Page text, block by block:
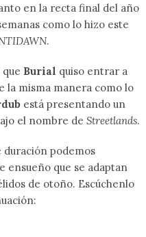
en la recta final del año
como lo hizo este
.
Burial quiso entrar a
la misma manera como lo
está presentando un
el nombre deStreetlands.
duración podemos
ensueño que se adaptan
de otoño. Escúchenlo